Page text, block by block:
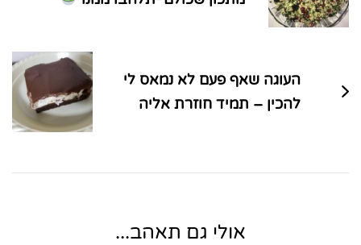
העוגה שאף פעם לא נמאס לי
להכין – תמיד חוזרת אליה
אולי גם תאהב...